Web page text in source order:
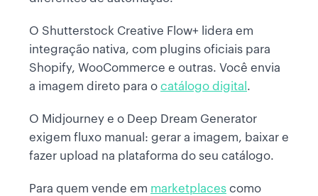
O Shutterstock Creative Flow+ lidera em
integração nativa, com plugins oficiais para
Shopify, WooCommerce e outras. Você envia
a imagem direto para o catálogo digital .
O Midjourney e o Deep Dream Generator
exigem fluxo manual: gerar a imagem, baixar e
fazer upload na plataforma do seu catálogo.
Para quem vende em marketplaces como